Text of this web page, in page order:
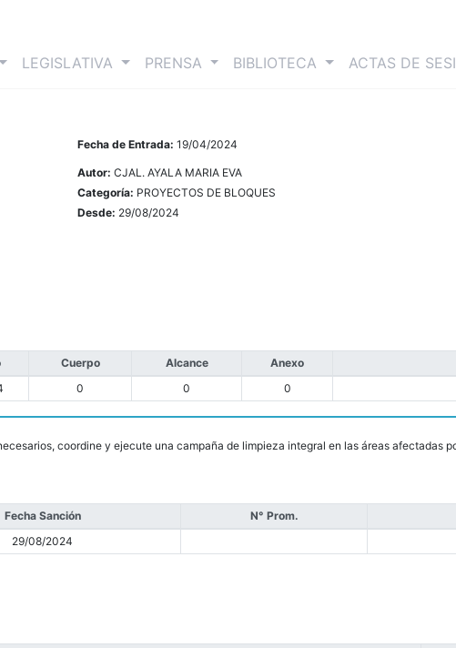
LEGISLATIVA PRENSA BIBLIOTECA ACTAS DE
Fecha de Entrada:19/04/2024
Autor:CJAL. AYALA MARIA EVA
Categoría: PROYECTOS DE BLOQUES
Desde: 29/08/2024
Cuerpo Alcance Anexo
0 0 0
coordine y ejecute una campaña de limpieza integral en las áreas afectadas
Fecha Sanción N° Prom.
29/08/2024